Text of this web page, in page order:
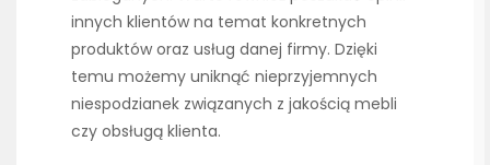
innych klientów na temat konkretnych
produktów oraz usług danej firmy. Dzięki
temu możemy uniknąć nieprzyjemnych
niespodzianek związanych z jakością mebli
czy obsługą klienta.